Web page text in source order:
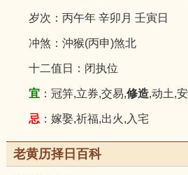
岁次：丙午年 辛卯月 壬寅日
冲煞：沖猴(丙申)煞北
十二值日：闭执位
宜：冠笄,立券,交易,修造,动土,
忌 ：嫁娶,祈福,出火,入宅
老黄历择日百科